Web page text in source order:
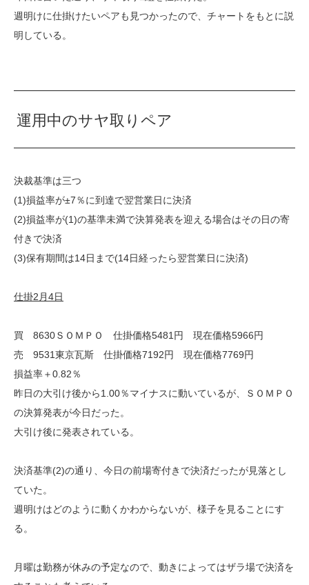
週明けに仕掛けたいペアも見つかったので、チャートをもとに説
明している。
運用中のサヤ取りペア
決裁基準は三つ
(1)損益率が±7％に到達で翌営業日に決済
(2)損益率が(1)の基準未満で決算発表を迎える場合はその日の寄
付きで決済
(3)保有期間は14日まで(14日経ったら翌営業日に決済)
仕掛2月4日
買 8630ＳＯＭＰＯ 仕掛価格5481円 現在価格5966円
売 9531東京瓦斯 仕掛価格7192円 現在価格7769円
損益率＋0.82％
昨日の大引け後から1.00％マイナスに動いているが、ＳＯＭＰＯ
の決算発表が今日だった。
大引け後に発表されている。
決済基準(2)の通り、今日の前場寄付きで決済だったが見落とし
ていた。
週明けはどのように動くかわからないが、様子を見ることにす
る。
月曜は勤務が休みの予定なので、動きによってはザラ場で決済を